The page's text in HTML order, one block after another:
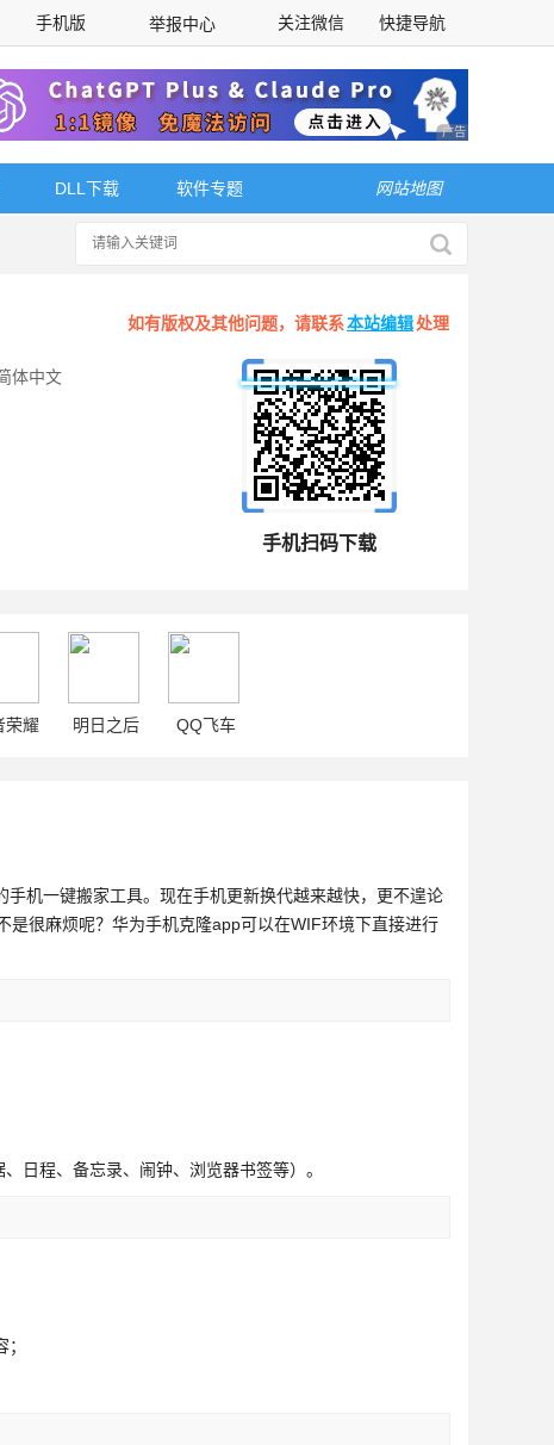
手机版 举报中心 关注微信 快捷导航
性选择 广告 商业广告，理
DLL下载 软件专题 网站地图
如有版权及其他问题，请联系本站编辑处理
体中文
手机扫码下载
荣耀 明日之后 QQ飞车
机一键搬家工具。现在手机更新换代越来越快，更不遑论
很麻烦呢？华为手机克隆app可以在WIF环境下直接进行
日程、备忘录、闹钟、浏览器书签等）。